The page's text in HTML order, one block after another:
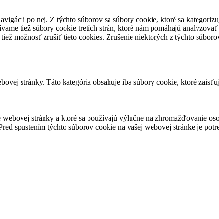
po nej. Z týchto súborov sa súbory cookie, ktoré sa
tiež súbory cookie tretích strán, ktoré nám pomáhajú
možnosť zrušiť tieto cookies. Zrušenie niektorých z týchto
stránky. Táto kategória obsahuje iba súbory cookie, ktoré
stránky a ktoré sa používajú výlučne na zhromažďovanie
spustením týchto súborov cookie na vašej webovej stránke je